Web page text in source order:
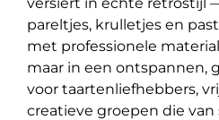
pareltjes, krulletjes en
met professionele
maar in een ontspannen,
voor taartenliefhebbers,
creatieve groepen die